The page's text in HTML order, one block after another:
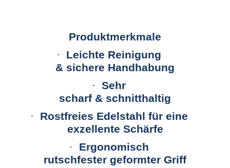
Produktmerkmale
·
Leichte Reinigung
& sichere Handhabung
· Sehr
scharf & schnitthaltig
·
Rostfreies Edelstahl für eine
exzellente Schärfe
·
Ergonomisch
rutschfester geformter Griff